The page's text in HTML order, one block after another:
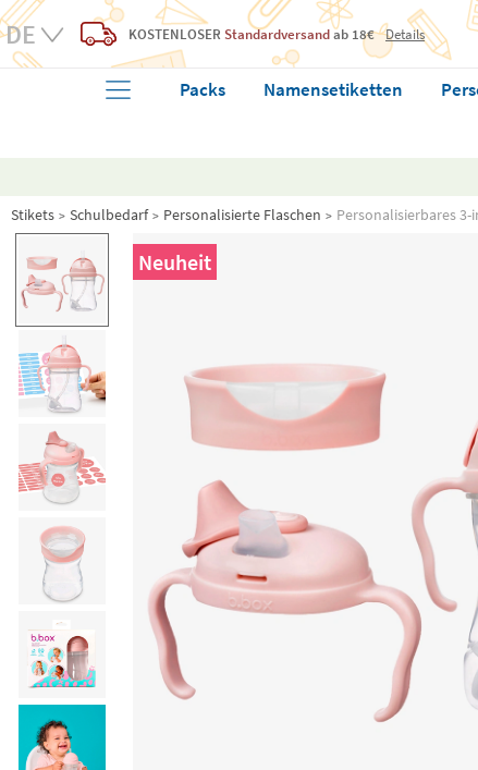
KOSTENLOSER Standardversandab 18€ Details
Packs Namensetiketten
Stikets Schulbedarf Personalisierte Flaschen Personalisierbares 3-
Neuheit